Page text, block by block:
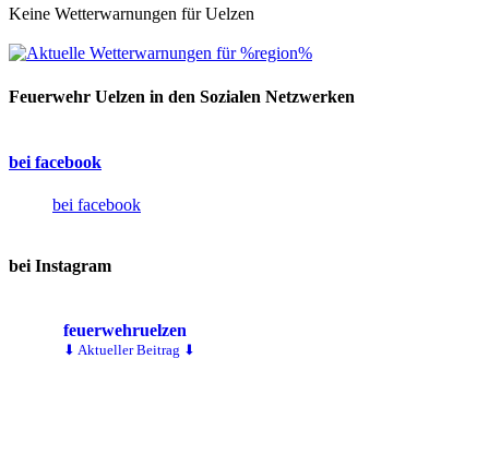
Keine Wetterwarnungen für Uelzen
Feuerwehr Uelzen in den Sozialen Netzwerken
bei facebook
bei facebook
bei Instagram
feuerwehruelzen
⬇ Aktueller Beitrag ⬇